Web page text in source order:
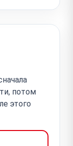
потом
этого